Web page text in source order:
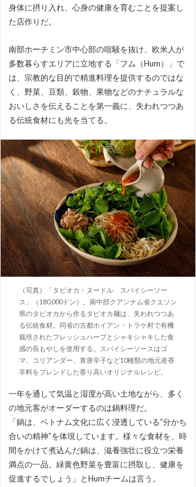
身体に摂り入れ、心身の健康を育むことを提案し
た店作りだ。
南部ホーチミン市中心部の喧騒を抜け、欧米人が
多数暮らすエリアに立地する「フム（Hum）」で
は、宗教的な目的で精進料理を提供するのではな
く、野菜、豆類、穀物、果物などのナチュラルな
おいしさを伝えることを第一義に、失われつつあ
る伝統食材にも光を当てる。
（写真）「タピオカ・ヌードル スパイシーソー
ス」（180,000ドン）。南中部クアンナム省クエソン
県のタピオカから作るタピオカ麺は、失われつつあ
る伝統食材。同省の古都ホイアン・トラケ村で有機
栽培されたフレッシュハーブとシャキシャキした食
感の長もやしを使用する。スパイシーソースはゴ
マ、コリアンダー、青唐辛子など10種類の地元産香
辛料をブレンドした香り高いオリジナルレシピ。
一年を通して気温と湿度が高い土地ながら、多く
の地元客がオーダーするのは鍋料理だ。
「鍋は、ベトナム文化に広く浸透している“分かち
合いの精神”を体現しています。様々な食材を、時
間をかけて煮込んだ鍋は、滋養強壮に役立つ栄養
満点の一品。緑黄色野菜を豊富に摂取し、健康を
促進するでしょう」とHumチームは言う。